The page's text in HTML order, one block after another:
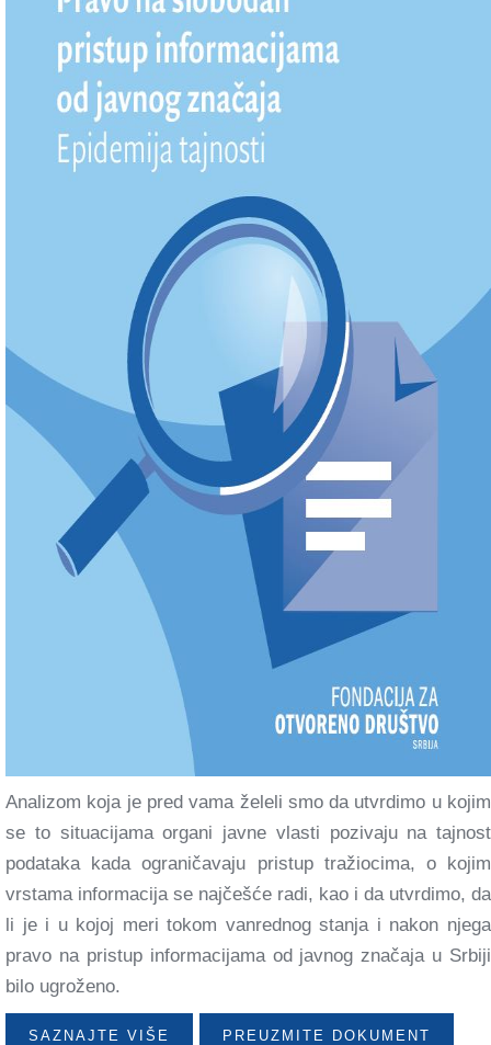
Analizom koja je pred vama želeli smo da utvrdimo u kojim
se to situacijama organi javne vlasti pozivaju na tajnost
podataka kada ograničavaju pristup tražiocima, o kojim
vrstama informacija se najčešće radi, kao i da utvrdimo, da
li je i u kojoj meri tokom vanrednog stanja i nakon njega
pravo na pristup informacijama od javnog značaja u Srbiji
bilo ugroženo.
SAZNAJTE VIŠE PREUZMITE DOKUMENT